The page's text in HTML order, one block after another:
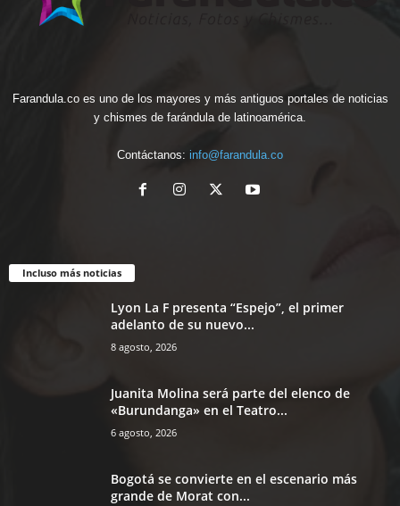
Farandula.co es uno de los mayores y más antiguos portales de noticias
y chismes de farándula de latinoamérica.
Contáctanos: info@farandula.co
Incluso más noticias
Lyon La F presenta “Espejo”, el primer
adelanto de su nuevo...
8 agosto, 2026
Juanita Molina será parte del elenco de
«Burundanga» en el Teatro...
6 agosto, 2026
Bogotá se convierte en el escenario más
grande de Morat con...